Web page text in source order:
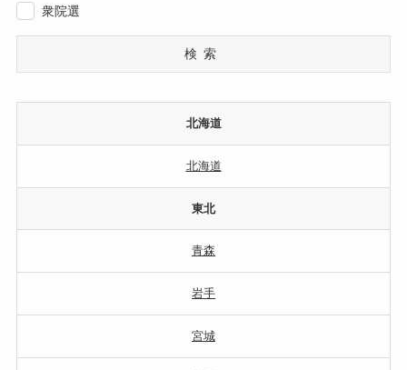
衆院選
検索
北海道
北海道
東北
青森
岩手
宮城